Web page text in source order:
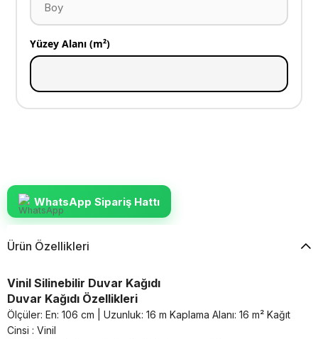
Yüzey Alanı (m²)
WhatsApp Sipariş Hattı
Ürün Özellikleri
Vinil Silinebilir Duvar Kağıdı
Duvar Kağıdı Özellikleri
Ölçüler: En: 106 cm | Uzunluk: 16 m Kaplama Alanı: 16 m² Kağıt
Cinsi : Vinil